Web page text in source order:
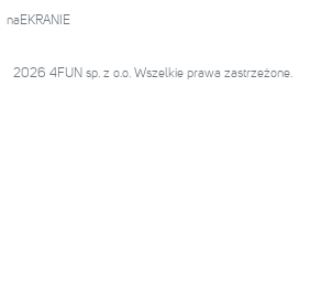
naEKRANIE
2026 4FUN sp. z o.o. Wszelkie prawa zastrzeżone.